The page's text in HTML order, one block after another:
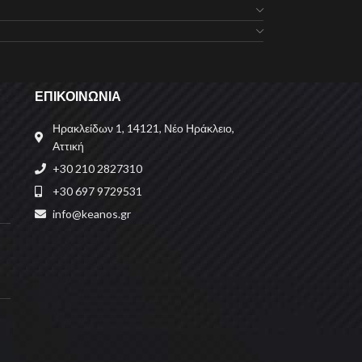
ΕΠΙΚΟΙΝΩΝΙΑ
Ηρακλείδων 1, 14121, Νέο Ηράκλειο,
Αττική
+30 210 2827310
+30 697 9729531
info@keanos.gr